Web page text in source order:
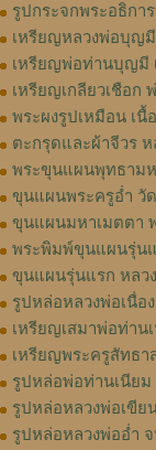
รูปกระจกพระอธิกา
เหรียญหลวงพ่อบุญมี
เหรียญพ่อท่านบุญมี
เหรียญเกลียวเชือก
พระผงรูปเหมือน เนื้
ตะกรุดและผ้าจีวร
พระขุนแผนพุทธามห
ขุนแผนพระครูอ่ำ วั
ขุนแผนมหาเมตตา
พระพิมพ์ขุนแผนรุ่นแ
ขุนแผนรุ่นแรก หลว
รูปหล่อหลวงพ่อเนื่อ
เหรียญเสมาพ่อท่าน
เหรียญพระครูสัทธ
รูปหล่อพ่อท่านเนียม
รูปหล่อหลวงพ่อเขีย
รูปหล่อหลวงพ่ออ่ำ